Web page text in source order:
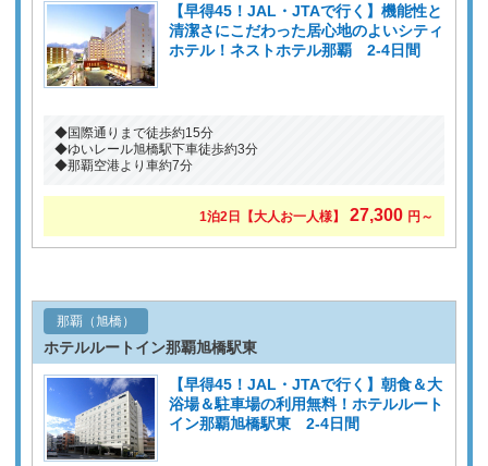
【早得45！JAL・JTAで行く】機能性と
清潔さにこだわった居心地のよいシティ
ホテル！ネストホテル那覇 2-4日間
◆国際通りまで徒歩約15分
◆ゆいレール旭橋駅下車徒歩約3分
◆那覇空港より車約7分
1泊2日 【大人お一人様】 27,300 円～
那覇（旭橋）
ホテルルートイン那覇旭橋駅東
【早得45！JAL・JTAで行く】朝食＆大
浴場＆駐車場の利用無料！ホテルルート
イン那覇旭橋駅東 2-4日間